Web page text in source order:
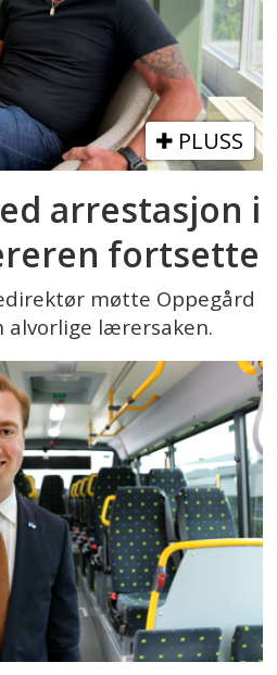
PLUSS
arrestasjon i
fortsette
møtte Oppegård
alvorlige lærersaken.